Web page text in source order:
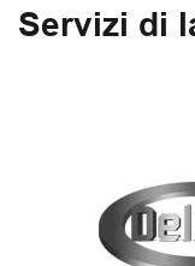
Servizi di